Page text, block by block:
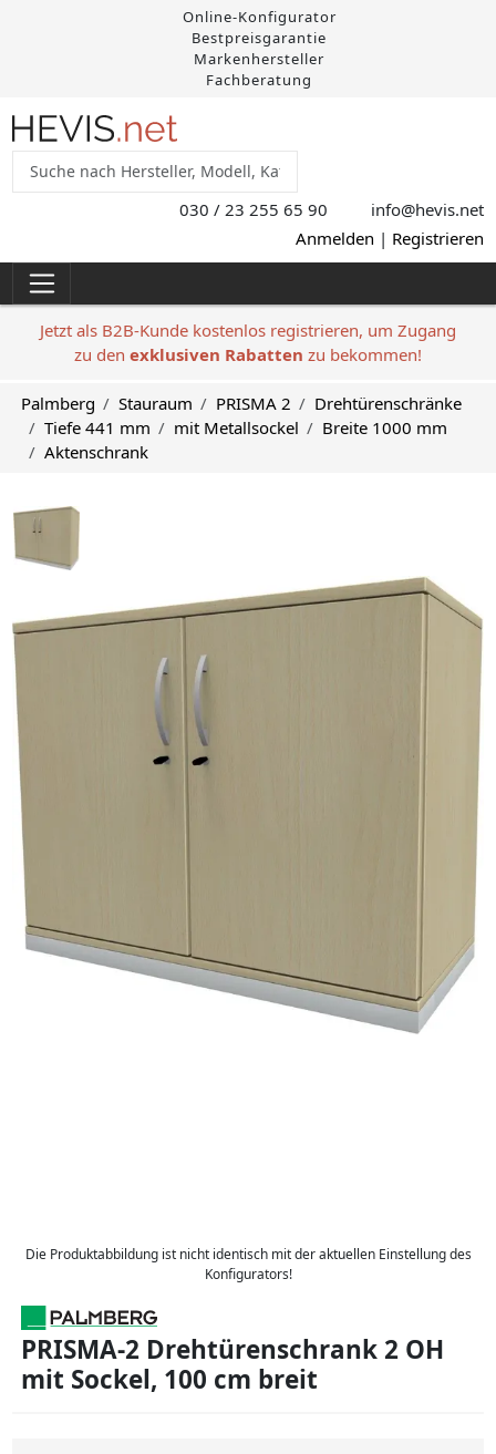
Online-Konfigurator
Bestpreisgarantie
Markenhersteller
Fachberatung
030 / 23 255 65 90 info@hevis.net
Anmelden | Registrieren
Jetzt als B2B-Kunde kostenlos registrieren, um Zugang
zu den exklusiven Rabatten zu bekommen!
Palmberg Stauraum PRISMA 2
Drehtürenschränke
Tiefe 441 mm
mit Metallsockel
Breite 1000 mm
Aktenschrank
Die Produktabbildung ist nicht identisch mit der aktuellen Einstellung des
Konfigurators!
PRISMA-2 Drehtürenschrank 2 OH
mit Sockel, 100 cm breit